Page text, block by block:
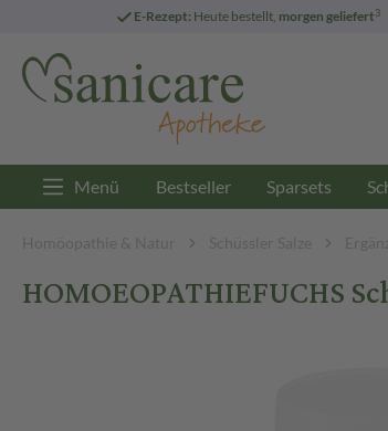
E-Rezept: Heute bestellt, morgen geliefert3
Menü Bestseller Sparsets
Homöopathie & Natur Schüssler Salze
HOMOEOPATHIEFUCHS